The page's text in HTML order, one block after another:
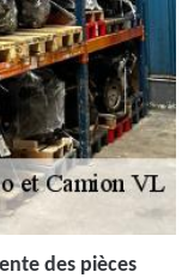
des pièces